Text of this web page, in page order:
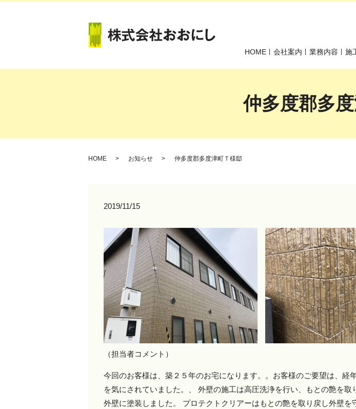
HOME
会社案内 業務内容 施
仲多度郡多
HOME お知らせ 仲多度郡多度津町Ｔ様邸
2019/11/15
（担当者コメント）
今回のお客様は、築２５年のお宅になります。。お客様のご要望は、経
を気にされていました。、 外壁の施工は高圧洗浄を行い、もとの艶を取
外壁に塗装しました。 プロテクトクリアーはもとの艶を取り戻し外壁を